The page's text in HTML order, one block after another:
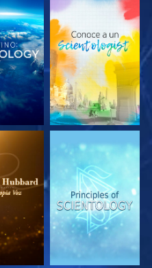
EXPLORA LAS
SERIES